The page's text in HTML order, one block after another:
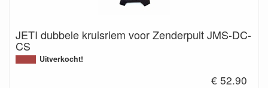
JETI dubbele kruisriem voor Zenderpult JMS-DC-
CS
Uitverkocht!
€ 52.90